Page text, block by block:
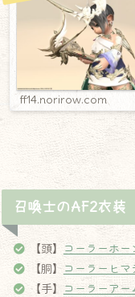
ff14.norirow.com
召喚士のAF2衣装
【頭】
コーラーホー
【胴】 コーラーヒマ
【手】
コーラーアー